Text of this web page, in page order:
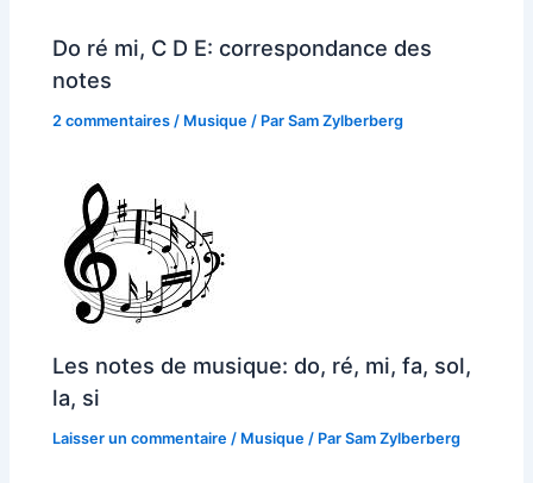
Do ré mi, C D E: correspondance des
notes
2 commentaires / Musique / ParSam Zylberberg
Les notes de musique: do, ré, mi, fa, sol,
la, si
Laisser un commentaire / Musique / ParSam Zylberberg